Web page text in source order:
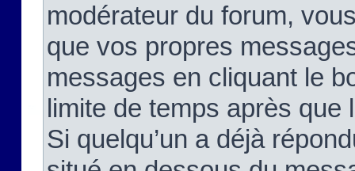
modérateur du forum,
que vos propres
messages en cliquant le
limite de temps après que
Si quelqu’un a déjà